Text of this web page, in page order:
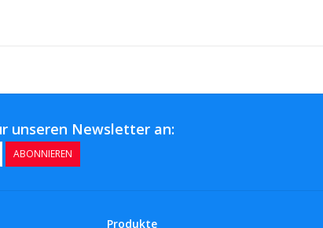
unseren Newsletter an:
ABONNIEREN
Produkte